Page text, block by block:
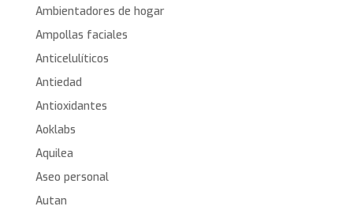
Ambientadores de hogar
Ampollas faciales
Anticelulíticos
Antiedad
Antioxidantes
Aoklabs
Aquilea
Aseo personal
Autan